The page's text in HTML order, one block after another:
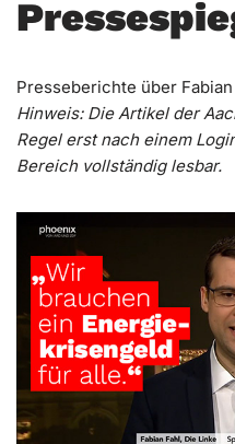
Presseberichte über Fabian
Hinweis: Die Artikel der
Regel erst nach einem
Bereich vollständig lesbar.